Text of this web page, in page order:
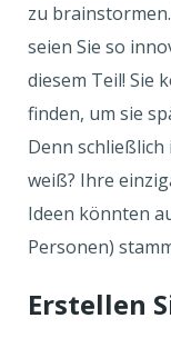
zu
seien Sie so
diesem Teil! Sie
finden, um sie
Denn schließlich
weiß? Ihre
Ideen könnten
Personen)
Erstellen